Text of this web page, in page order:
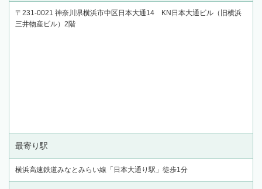
〒231-0021 神奈川県横浜市中区日本大通14 KN日本大通ビル（旧横浜
三井物産ビル）2階
最寄り駅
横浜高速鉄道みなとみらい線「日本大通り駅」徒歩1分